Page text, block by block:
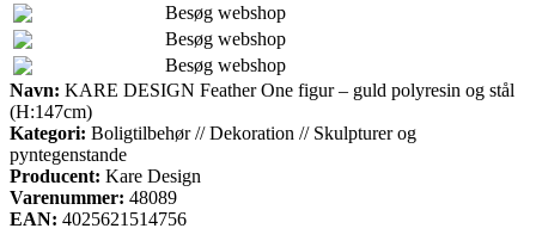
Besøg webshop
Besøg webshop
Besøg webshop
Navn: KARE DESIGN Feather One figur – guld polyresin og stål
(H:147cm)
Kategori: Boligtilbehør // Dekoration // Skulpturer og
pyntegenstande
Producent: Kare Design
Varenummer: 48089
EAN: 4025621514756